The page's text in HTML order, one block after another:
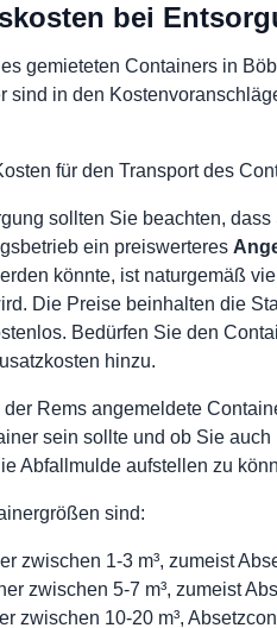
bei
gemieteten Containers in
sind in den
für den Transport des
sollten Sie beachten,
ein preiswerteres
könnte, ist naturgemäß
Die Preise beinhalten die
Bedürfen Sie den
hinzu.
Rems angemeldete
sein sollte und ob Sie
Abfallmulde aufstellen zu
sind:
zwischen 1-3 m³, zumeist
zwischen 5-7 m³, zumeist
zwischen 10-20 m³,